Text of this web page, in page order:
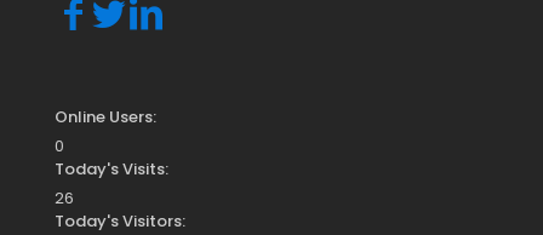
Online Users:
0
Today's Visits:
26
Today's Visitors: